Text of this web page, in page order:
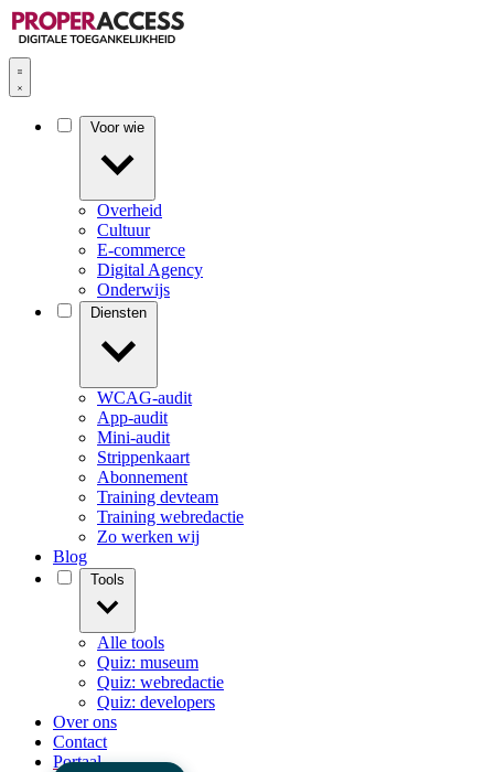
Overheid
Cultuur
E-commerce
Digital Agency
Onderwijs
WCAG-audit
App-audit
Mini-audit
Strippenkaart
Abonnement
Training devteam
Training webredactie
Zo werken wij
Blog
Alle tools
Quiz: museum
Quiz: webredactie
Quiz: developers
Over ons
Contact
Portaal